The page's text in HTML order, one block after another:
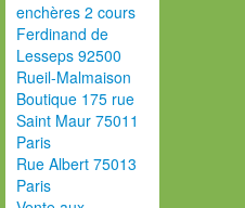
enchères 2 cours
Ferdinand de
Lesseps 92500
Rueil-Malmaison
Boutique 175 rue
Saint Maur 75011
Paris
Rue Albert 75013
Paris